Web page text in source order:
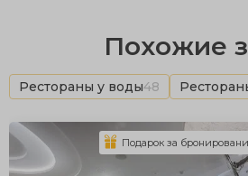
Похожие
Рестораны у воды48
Подарок за